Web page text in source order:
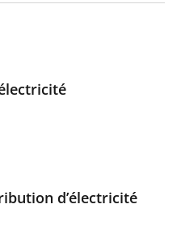
d’électricité